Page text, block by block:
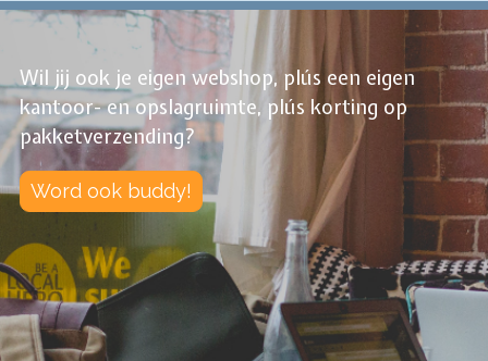
Wil jij ook je eigen webshop, plús een eigen
kantoor- en opslagruimte, plús korting op
pakketverzending?
Word ook buddy!